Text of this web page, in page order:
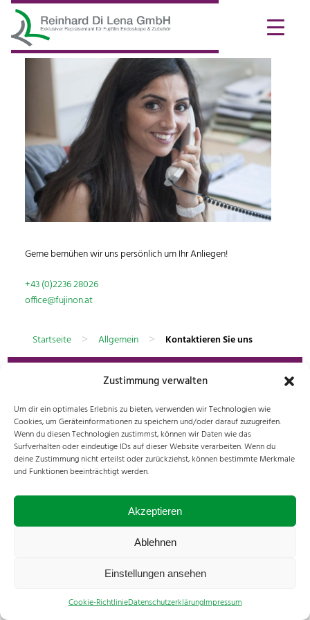
Zustimmung verwalten
Um dir ein optimales Erlebnis zu bieten, verwenden wir Technologien wie
Cookies, um Geräteinformationen zu speichern und/oder darauf zuzugreifen.
Wenn du diesen Technologien zustimmst, können wir Daten wie das
Surfverhalten oder eindeutige IDs auf dieser Website verarbeiten. Wenn du
deine Zustimmung nicht erteilst oder zurückziehst, können bestimmte Merkmale
und Funktionen beeinträchtigt werden.
Akzeptieren
Ablehnen
Einstellungen ansehen
Cookie-RichtlinieDatenschutzerklärungImpressum
Gerne bemühen wir uns persönlich um Ihr Anliegen!
+43 (0)2236 28026
office@fujinon.at
Startseite > Allgemein > Kontaktieren Sie uns
+43 2236 28026
office@fujinon.at
All rights reserved. © 2024 Reinhard Di Lena GmbH
Impressum|Cookies |Datenschutz